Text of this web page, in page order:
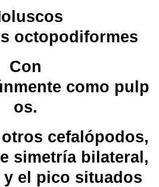
octopodiformes
Con
como pulp
os.
cefalópodos,
simetría bilateral ,
el pico situados